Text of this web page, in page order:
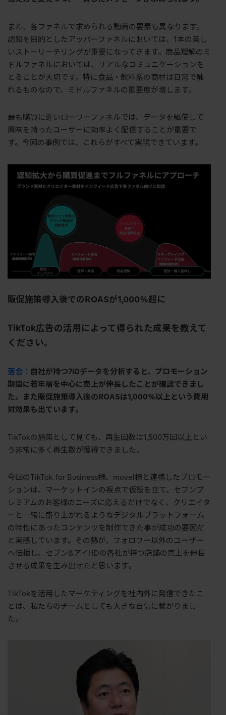
また、各ファネルで求められる動画の要素も異なります。
認知を目的としたアッパーファネルにおいては、1本の美し
いストーリーテリングが重要になってきます。商品理解のミ
ドルファネルにおいては、リアルなコミュニケーションを
とることが大切です。特に食品・飲料系の商材は日常で触
れるものなので、ミドルファネルの重要度が増します。
最も購買に近いローワーファネルでは、データを駆使して
興味を持ったユーザーに効率よく配信することが重要で
す。今回の事例では、これらがすべて実現できています。
販促施策導入後での ROASが1,000%超に
――TikTok広告の活用によって得られた成果を教えて
ください。
落合： 自社が持つ7iDデータを分析すると、プロモーション
期間に若年層を中心に売上が伸長したことが確認できまし
た。また販促施策導入後の ROASは1,000%以上という費用
対効果も出ています。
TikTokの施策として見ても、再生回数は1,500万回以上とい
う非常に多く再生数が獲得できました。
今回の TikTok for Business様、 movel 様と連携したプロモー
ションは、マーケットインの視点で仮設を立て、セブンプ
レミアムのお客様のニーズに応えるだけでなく、クリエイタ
ーと一緒に盛り上がれるようなデジタルプラットフォーム
の特性にあったコンテンツを制作できた事が成功の要因だ
と実感しています。その熱が、フォロワー以外のユーザー
へ伝播し、セブン& アイ HDの各社が持つ店舗の売上を伸長
させる成果を生み出せたと思います。
TikTok を活用したマーケティングを社内外に発信できたこ
とは、私たちのチームとしても大きな自信に繋がりまし
た。